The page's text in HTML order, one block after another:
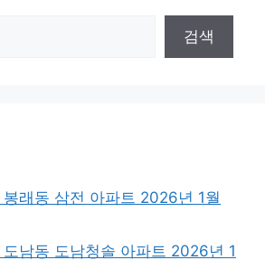
검색
래동 삼전 아파트 2026년 1월
남동 도남청솔 아파트 2026년 1